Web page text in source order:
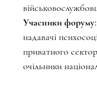
Учасники форуму:
надавачі
приватного
очільники